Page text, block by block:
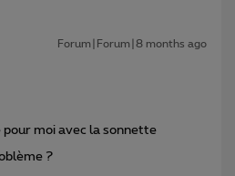
Forum|Forum|8 months ago
moi avec la sonnette
?